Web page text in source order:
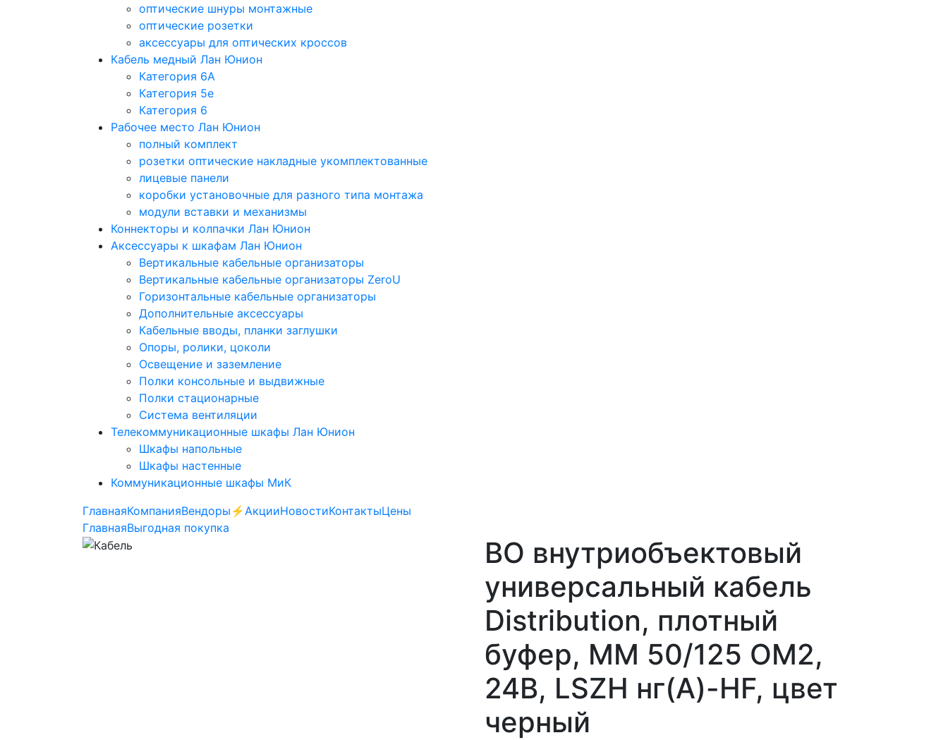
оптические шнуры монтажные
оптические розетки
аксессуары для оптических кроссов
Кабель медный Лан Юнион
Категория 6A
Категория 5e
Категория 6
Рабочее место Лан Юнион
полный комплект
розетки оптические накладные укомплектованные
лицевые панели
коробки установочные для разного типа монтажа
модули вставки и механизмы
Коннекторы и колпачки Лан Юнион
Аксессуары к шкафам Лан Юнион
Вертикальные кабельные организаторы
Вертикальные кабельные организаторы ZeroU
Горизонтальные кабельные организаторы
Дополнительные аксессуары
Кабельные вводы, планки заглушки
Опоры, ролики, цоколи
Освещение и заземление
Полки консольные и выдвижные
Полки стационарные
Система вентиляции
Телекоммуникационные шкафы Лан Юнион
Шкафы напольные
Шкафы настенные
Коммуникационные шкафы МиК
ГлавнаяКомпанияВендоры ⚡️АкцииНовостиКонтактыЦены
ГлавнаяВыгодная покупка
ВО внутриобъектовый
универсальный кабель
Distribution, плотный
буфер, MM 50/125 OM2,
24В, LSZH нг(А)-HF, цвет
черный